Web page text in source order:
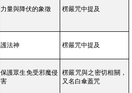
力量與降伏的象徵 楞嚴咒中提及
護法神 楞嚴咒中提及
保護眾生免受邪魔侵
害
楞嚴咒與之密切相關，
又名白傘蓋咒